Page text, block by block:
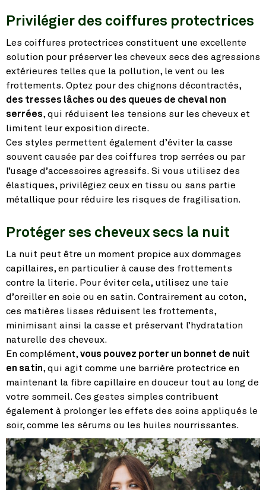
Privilégier des coiffures protectrices
Les coiffures protectrices constituent une excellente
solution pour préserver les cheveux secs des agressions
extérieures telles que la pollution, le vent ou les
frottements. Optez pour des chignons décontractés,
des tresses lâches ou des queues de cheval non
serrées, qui réduisent les tensions sur les cheveux et
limitent leur exposition directe.
Ces styles permettent également d’éviter la casse
souvent causée par des coiffures trop serrées ou par
l’usage d’accessoires agressifs. Si vous utilisez des
élastiques, privilégiez ceux en tissu ou sans partie
métallique pour réduire les risques de fragilisation.
Protéger ses cheveux secs la nuit
La nuit peut être un moment propice aux dommages
capillaires, en particulier à cause des frottements
contre la literie. Pour éviter cela, utilisez une taie
d’oreiller en soie ou en satin. Contrairement au coton,
ces matières lisses réduisent les frottements,
minimisant ainsi la casse et préservant l’hydratation
naturelle des cheveux.
En complément, vous pouvez porter un bonnet de nuit
en satin, qui agit comme une barrière protectrice en
maintenant la fibre capillaire en douceur tout au long de
votre sommeil. Ces gestes simples contribuent
également à prolonger les effets des soins appliqués le
soir, comme les sérums ou les huiles nourrissantes.